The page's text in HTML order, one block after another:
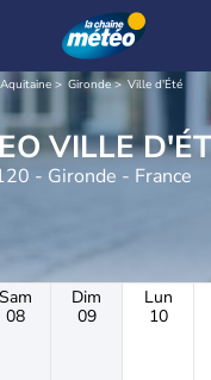
Gironde Ville d'Été
METEO VILLE
- Gironde - France
Sam
08
Dim
09
Lun
10